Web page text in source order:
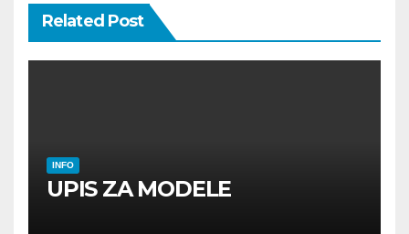
Related Post
INFO
UPIS ZA MODELE